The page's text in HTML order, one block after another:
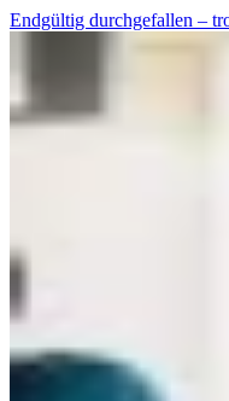
Endgültig durchgefallen –